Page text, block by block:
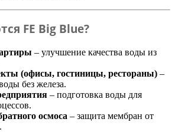
FE Big Blue?
– улучшение качества воды из
(офисы, гостиницы, рестораны) –
без железа.
– подготовка воды для
осмоса – защита мембран от